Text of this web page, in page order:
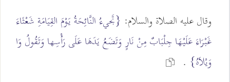
وقال عليه الصلاة والسلام: {تَجيءُ النَّائِحَةُ يَوْمَ القِيَامَةِ شَعْثَاءَ
غَبْرَاءَ عَلَيْهَا جِلْبَابٌ مِنْ نَارٍ وَتَضَعُ يَدَهَا عَلَى رَأْسِها وَتَقُولُ وَا
وَيْلاَهُ} .